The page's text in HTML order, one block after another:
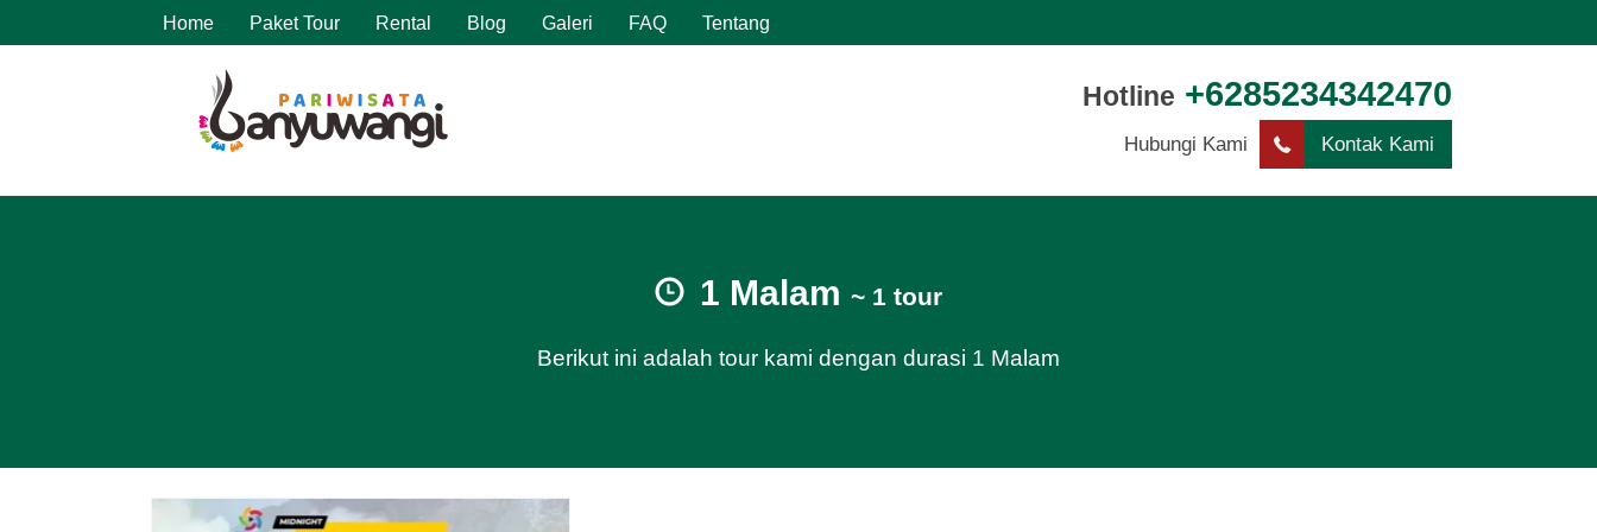
Home Paket Tour Rental Blog Galeri FAQ Tentang
Hotline +6285234342470
Hubungi Kami Kontak Kami
1 Malam ~ 1 tour
Berikut ini adalah tour kami dengan durasi 1 Malam